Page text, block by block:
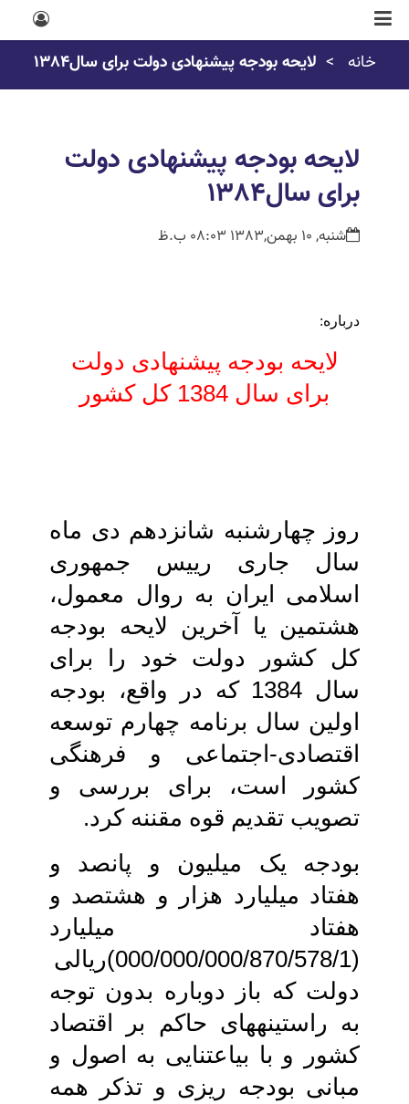
خانه لایحه بودجه پیشنهادی دولت برای سال1384
لایحه بودجه پیشنهادی دولت
برای سال1384
شنبه, 10 بهمن,1383 08:03 ب.ظ
درباره:
لایحه بودجه پیشنهادی دولت
برای سال 1384 کل کشور
روز چهارشنبه شانزدهم دی ماه
سال جاری‏ رییس جمهوری
اسلامی ایران به روال‏ معمول،
هشتمین یا آخرین لایحه بودجه
کل‏ کشور دولت خود را برای
سال 1384 که در واقع، بودجه
اولین سال برنامه چهارم توسعه‏
اقتصادی-اجتماعی و فرهنگی
کشور است، برای بررسی و
تصویب تقدیم قوه مقننه کرد.
بودجه یک میلیون و پانصد و
هفتاد میلیارد هزار و هشتصد و
هفتاد میلیارد
(000/000/000/870/578/1)ریالی
دولت که‏ باز دوباره بدون توجه
به راستینه‏های حاکم بر اقتصاد
کشور و با بی‏اعتنایی به اصول و
مبانی‏ بودجه ریزی و تذکر همه